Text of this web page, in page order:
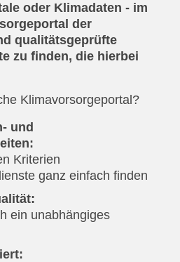
oder Klimadaten - im
der
qualitätsgeprüfte
zu finden, die hierbei
Klimavorsorgeportal?
und
Kriterien
ganz einfach finden
ein unabhängiges